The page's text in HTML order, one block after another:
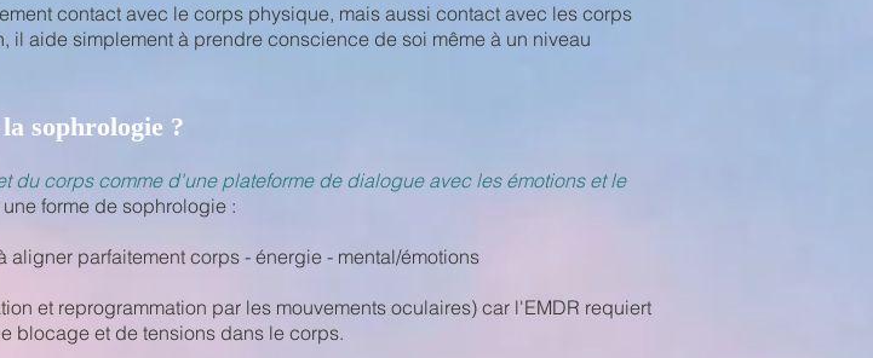
contact avec le corps physique, mais aussi contact avec les corps
aide simplement à prendre conscience de soi même à un niveau
sophrologie ?
du corps comme d'une plateforme de dialogue avec les émotions et le
une forme de sophrologie :
parfaitement corps - énergie - mental/émotions
et reprogrammation par les mouvements oculaires) car l'EMDR requiert
blocage et de tensions dans le corps.